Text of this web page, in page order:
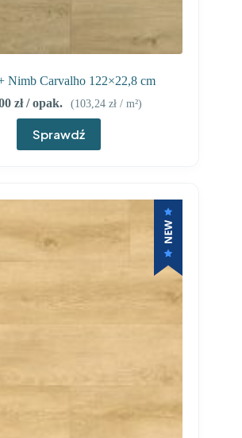
Nimb Carvalho 122×22,8 cm
zł/ opak. (103,24 zł/ m²)
Sprawdź